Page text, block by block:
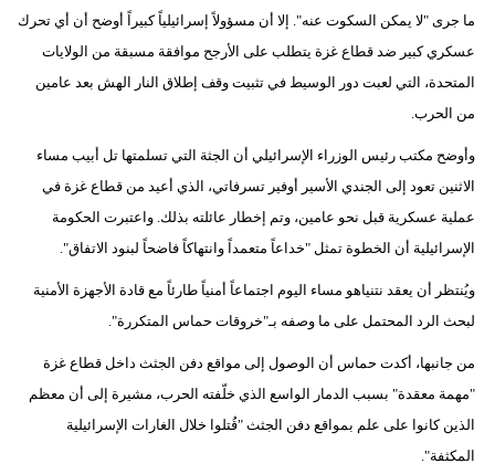
ما جرى "لا يمكن السكوت عنه". إلا أن مسؤولاً إسرائيلياً كبيراً أوضح أن أي تحرك
عسكري كبير ضد قطاع غزة يتطلب على الأرجح موافقة مسبقة من الولايات
المتحدة، التي لعبت دور الوسيط في تثبيت وقف إطلاق النار الهش بعد عامين
من الحرب.
وأوضح مكتب رئيس الوزراء الإسرائيلي أن الجثة التي تسلمتها تل أبيب مساء
الاثنين تعود إلى الجندي الأسير أوفير تسرفاتي، الذي أعيد من قطاع غزة في
عملية عسكرية قبل نحو عامين، وتم إخطار عائلته بذلك. واعتبرت الحكومة
الإسرائيلية أن الخطوة تمثل "خداعاً متعمداً وانتهاكاً فاضحاً لبنود الاتفاق".
ويُنتظر أن يعقد نتنياهو مساء اليوم اجتماعاً أمنياً طارئاً مع قادة الأجهزة الأمنية
لبحث الرد المحتمل على ما وصفه بـ"خروقات حماس المتكررة".
من جانبها، أكدت حماس أن الوصول إلى مواقع دفن الجثث داخل قطاع غزة
"مهمة معقدة" بسبب الدمار الواسع الذي خلّفته الحرب، مشيرة إلى أن معظم
الذين كانوا على علم بمواقع دفن الجثث "قُتلوا خلال الغارات الإسرائيلية
المكثفة".